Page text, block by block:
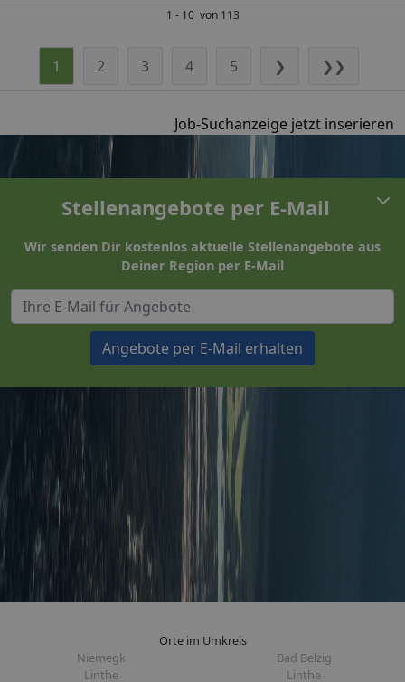
1 - 10 von 113
1 2 3 4 5 ❯ ❯❯
Job-Suchanzeige jetzt inserieren
Stellenangebote per E-Mail
Wir senden Dir kostenlos aktuelle Stellenangebote aus
Deiner Region per E-Mail
Angebote per E-Mail erhalten
Orte im Umkreis
Niemegk
Bad Belzig
Linthe
Linthe